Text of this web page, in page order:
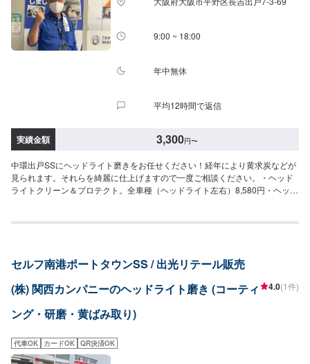
9:00 ~ 18:00
年中無休
平均12時間で返信
実績金額 3,300円〜
中環出戸SSにヘッドライト磨きをお任せください！経年により黄求炭などが
見られます。それらを綺麗に仕上げますので一度ご相談ください。・ヘッド
ライトクリーン＆プロテクト。全車種（ヘッドライト左右）8,580円・ヘッド
セルフ南港ポートタウンSS / 出光リテール販売
(株) 関西カンパニーのヘッドライト磨き (コーティ
ング・研磨・黄ばみ取り)
4.0(1件)
代車OK カードOK QR決済OK